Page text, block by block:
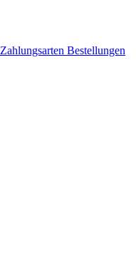
Zahlungsarten Bestellungen